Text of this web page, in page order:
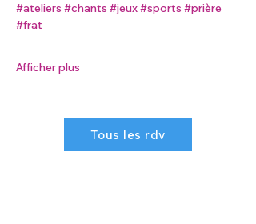
#ateliers #chants #jeux#sports #prière
#frat
Afficher plus
Tous les rdv